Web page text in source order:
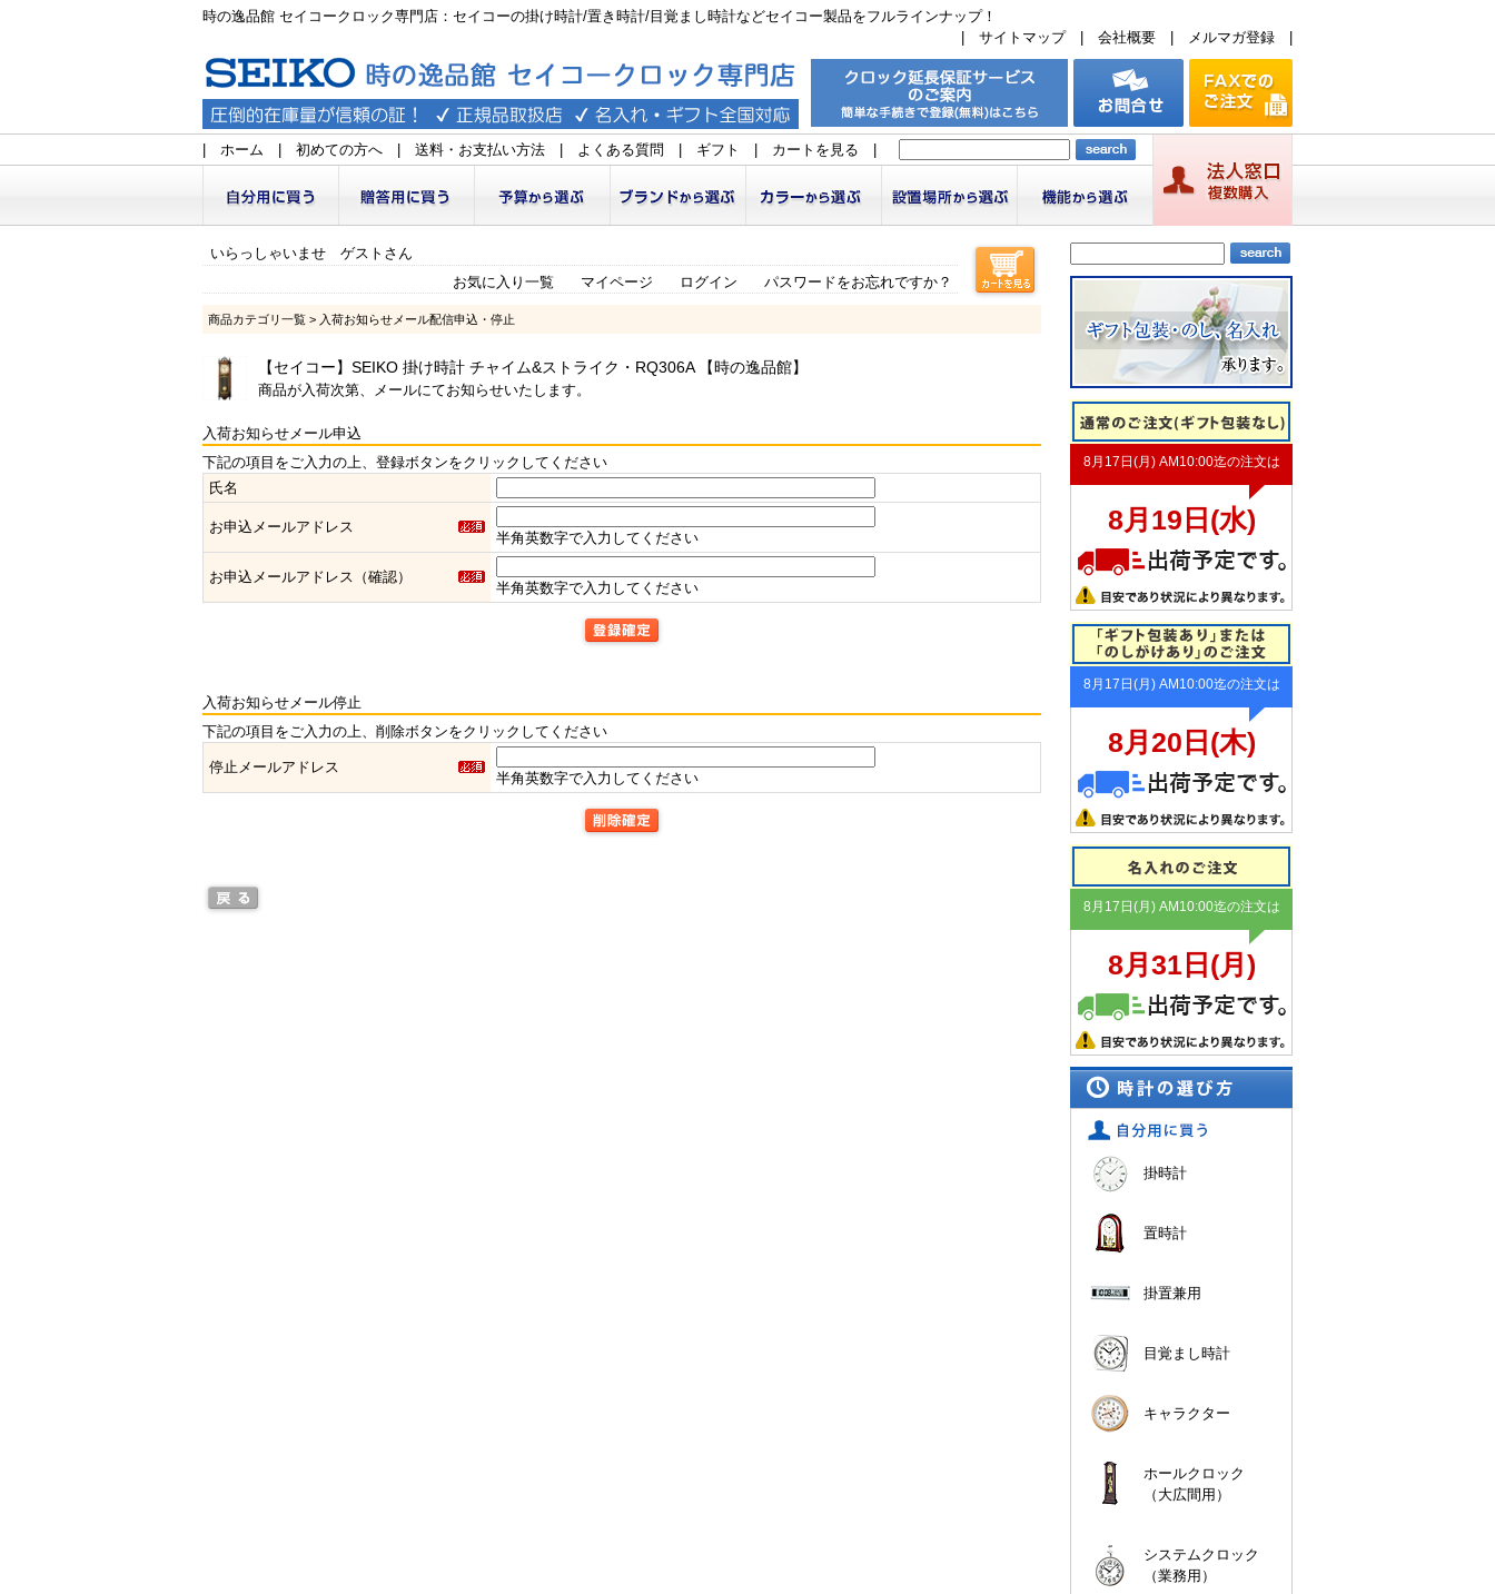
時の逸品館 セイコークロック専門店：セイコーの掛け時計/置き時計/目覚まし時計などセイコー製品をフルラインナップ！
サイトマップ| 会社概要 メルマガ登録
ホーム 初めての方へ 送料・お支払い方法 よくある質問 ギフト カートを見る
いらっしゃいませ ゲストさん
お気に入り一覧
マイページ ログイン パスワードをお忘れですか？
商品カテゴリ一覧 > 入荷お知らせメール配信申込・停止
【セイコー】SEIKO 掛け時計 チャイム&ストライク・RQ306A 【時の逸品館】
商品が入荷次第、メールにてお知らせいたします。
入荷お知らせメール申込
下記の項目をご入力の上、登録ボタンをクリックしてください
氏名
お申込メールアドレス
半角英数字で入力してください
お申込メールアドレス（確認）
半角英数字で入力してください
入荷お知らせメール停止
下記の項目をご入力の上、削除ボタンをクリックしてください
停止メールアドレス
半角英数字で入力してください
掛時計
置時計
掛置兼用
目覚まし時計
キャラクター
ホールクロック
（大広間用）
システムクロック
（業務用）